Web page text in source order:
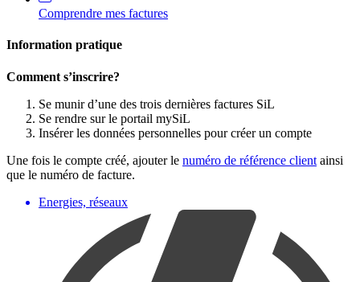
Comprendre mes factures
Information pratique
Comment s’inscrire?
Se munir d’une des trois dernières factures SiL
Se rendre sur le portail mySiL
Insérer les données personnelles pour créer un compte
Une fois le compte créé, ajouter le numéro de référence client ainsi
que le numéro de facture.
Energies, réseaux